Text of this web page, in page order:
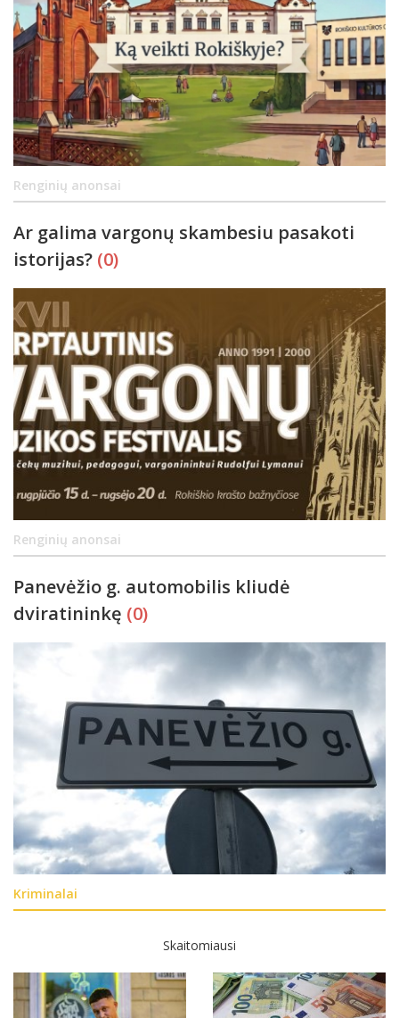
Renginių anonsai
Ar galima vargonų skambesiu pasakoti
istorijas? (0)
Renginių anonsai
Panevėžio g. automobilis kliudė
dviratininkę (0)
Kriminalai
Skaitomiausi